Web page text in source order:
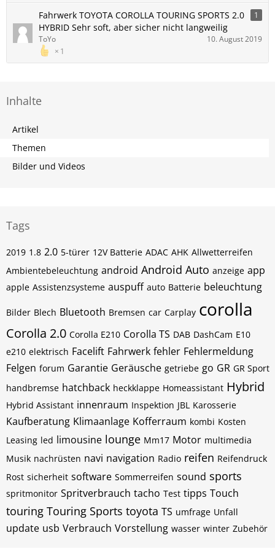
Fahrwerk TOYOTA COROLLA TOURING SPORTS 2.0
HYBRID Sehr soft, aber sicher nicht langweilig
1
1
ToYo 10. August 2019
Inhalte
Artikel
Themen
Bilder und Videos
Tags
2019 1.8 2.0 5-türer 12V Batterie ADAC AHK Allwetterreifen
Ambientebeleuchtung android Android Auto anzeige app
apple Assistenzsysteme auspuff auto Batterie beleuchtung
Bilder Blech Bluetooth Bremsen car Carplay corolla
Corolla 2.0 Corolla E210 Corolla TS DAB DashCam E10
e210 elektrisch Facelift Fahrwerk fehler Fehlermeldung
Felgen forum Garantie Geräusche getriebe go GR GR Sport
handbremse hatchback heckklappe Homeassistant Hybrid
Hybrid Assistant innenraum Inspektion JBL Karosserie
Kaufberatung Klimaanlage Kofferraum kombi Kosten
Leasing led limousine lounge Mm17 Motor multimedia
Musik nachrüsten navi navigation Radio reifen Reifendruck
Rost sicherheit software Sommerreifen sound sports
spritmonitor Spritverbrauch tacho Test tipps Touch
touring Touring Sports toyota TS umfrage Unfall
update usb Verbrauch Vorstellung wasser winter Zubehör